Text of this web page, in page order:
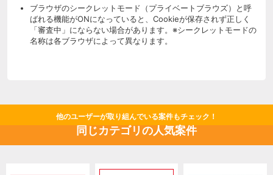
ブラウザのシークレットモード（プライベートブラウズ）と呼
ばれる機能がONになっていると、Cookieが保存されず正しく
「審査中」にならない場合があります。※シークレットモードの
名称は各ブラウザによって異なります。
他のユーザーが取り組んでいる案件もチェック！
同じカテゴリの人気案件